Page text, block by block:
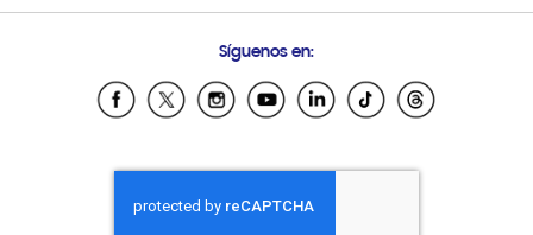
Samsung Ecuador
Samsung El Salvador
Samsung Honduras
Samsung Nicaragua
Síguenos en: